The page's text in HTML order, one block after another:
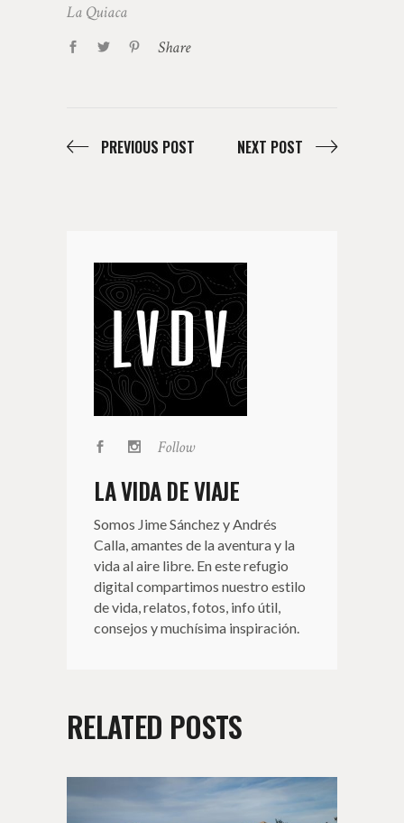
La Quiaca
Share
PREVIOUS POST NEXT POST
Follow
LA VIDA DE VIAJE
Somos Jime Sánchez y Andrés
Calla, amantes de la aventura y la
vida al aire libre. En este refugio
digital compartimos nuestro estilo
de vida, relatos, fotos, info útil,
consejos y muchísima inspiración.
RELATED POSTS